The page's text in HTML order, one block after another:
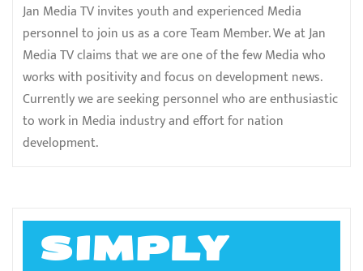
Jan Media TV invites youth and experienced Media
personnel to join us as a core Team Member. We at Jan
Media TV claims that we are one of the few Media who
works with positivity and focus on development news.
Currently we are seeking personnel who are enthusiastic
to work in Media industry and effort for nation
development.
SIMPLY